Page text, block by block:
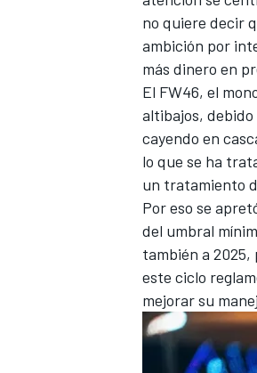
FÓRMULA E
no quiere decir
ambición por
más dinero en
El FW46, el
altibajos,
cayendo en
lo que se ha
un tratamiento
Por eso se
del umbral
también a
este ciclo
mejorar su